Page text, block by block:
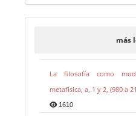
más
La filosofía como
metafísica, a, 1 y 2, (980 a
1610